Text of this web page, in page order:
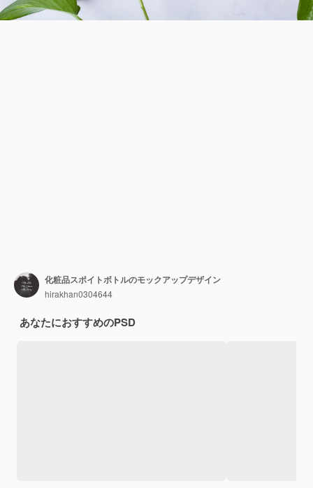
化粧品スポイトボトルのモックアップデザイン
hirakhan0304644
あなたにおすすめのPSD